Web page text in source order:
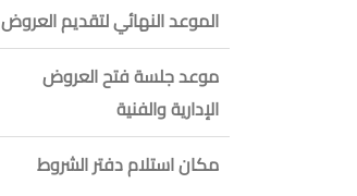
الموعد النهائي لتقديم العروض
موعد جلسة فتح العروض
الإدارية والفنية
مكان استلام دفتر الشروط